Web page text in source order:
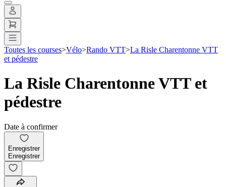
Toutes les courses>Vélo>Rando VTT>La Risle Charentonne VTT
et pédestre
La Risle Charentonne VTT et
pédestre
Date à confirmer
Enregistrer
Enregistrer